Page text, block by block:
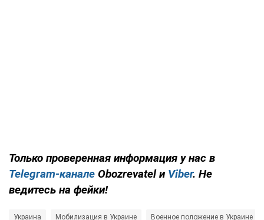
Только проверенная информация у нас в
Telegram-канале Obozrevatel и Viber. Не
ведитесь на фейки!
Украина Мобилизация в Украине Военное положение в Украине